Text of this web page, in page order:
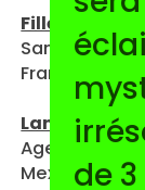
de
Fille de l’eau
Sandra
France,
Lanawaru
Agello
Mexique,